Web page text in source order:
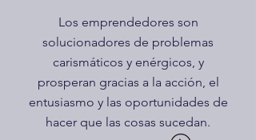
Los emprendedores son
solucionadores de problemas
carismáticos y enérgicos, y
prosperan gracias a la acción, el
entusiasmo y las oportunidades de
hacer que las cosas sucedan.